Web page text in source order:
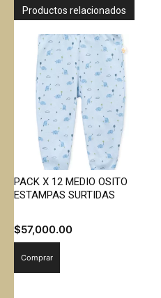
cantidad
Productos relacionados
PACK X 12 MEDIO OSITO
ESTAMPAS SURTIDAS
$57,000.00
Comprar